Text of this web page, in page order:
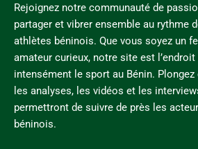
Rejoignez notre communauté de
partager et vibrer ensemble au rythme
athlètes béninois. Que vous soyez un
amateur curieux, notre site est
intensément le sport au Bénin.
les analyses, les vidéos et les
permettront de suivre de près les
béninois.